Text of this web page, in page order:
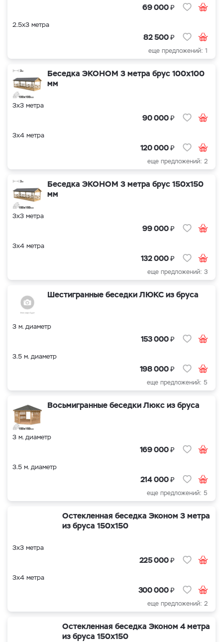
69 000₽
2.5х3 метра
82 500₽
еще предложений: 1
Беседка ЭКОНОМ 3 метра брус 100х100
мм
3х3 метра
90 000₽
3х4 метра
120 000₽
еще предложений: 2
Беседка ЭКОНОМ 3 метра брус 150х150
мм
3х3 метра
99 000₽
3х4 метра
132 000₽
еще предложений: 3
Шестигранные беседки ЛЮКС из бруса
3 м. диаметр
153 000₽
3.5 м. диаметр
198 000₽
еще предложений: 5
Восьмигранные беседки Люкс из бруса
3 м. диаметр
169 000₽
3.5 м. диаметр
214 000₽
еще предложений: 5
Остекленная беседка Эконом 3 метра
из бруса 150х150
3х3 метра
225 000₽
3х4 метра
300 000₽
еще предложений: 2
Остекленная беседка Эконом 4 метра
из бруса 150х150